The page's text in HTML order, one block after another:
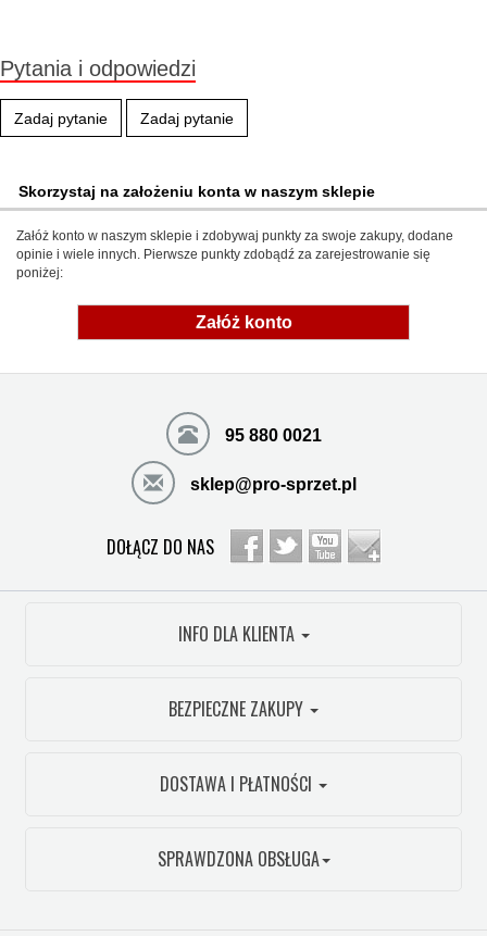
Pytania i odpowiedzi
Zadaj pytanie Zadaj pytanie
Skorzystaj na założeniu konta w naszym sklepie
Załóż konto w naszym sklepie i zdobywaj punkty za swoje zakupy, dodane
opinie i wiele innych. Pierwsze punkty zdobądź za zarejestrowanie się
poniżej:
Załóż konto
95 880 0021
sklep@pro-sprzet.pl
DOŁĄCZ DO NAS
INFO DLA KLIENTA
BEZPIECZNE ZAKUPY
DOSTAWA I PŁATNOŚCI
SPRAWDZONA OBSŁUGA